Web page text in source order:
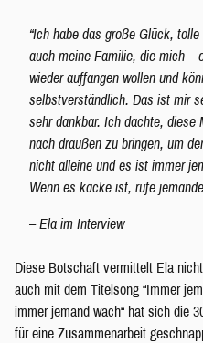
“Ich habe das große Glück,
auch meine Familie, die mich –
wieder auffangen wollen und
selbstverständlich. Das ist mir
sehr dankbar. Ich dachte, diese
nach draußen zu bringen, um
nicht alleine und es ist immer
Wenn es kacke ist, rufe
– Ela im Interview
Diese Botschaft vermittelt Ela
auch mit dem Titelsong “Immer
immer jemand wach“ hat sich die
für eine Zusammenarbeit